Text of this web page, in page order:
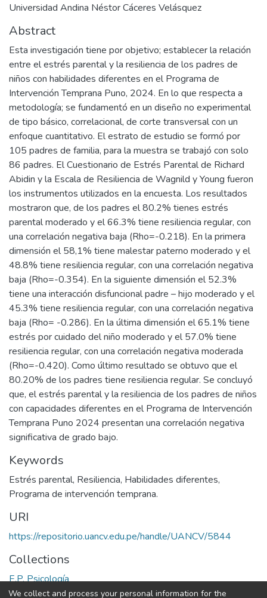
Universidad Andina Néstor Cáceres Velásquez
Abstract
Esta investigación tiene por objetivo; establecer la relación
entre el estrés parental y la resiliencia de los padres de
niños con habilidades diferentes en el Programa de
Intervención Temprana Puno, 2024. En lo que respecta a
metodología; se fundamentó en un diseño no experimental
de tipo básico, correlacional, de corte transversal con un
enfoque cuantitativo. El estrato de estudio se formó por
105 padres de familia, para la muestra se trabajó con solo
86 padres. El Cuestionario de Estrés Parental de Richard
Abidin y la Escala de Resiliencia de Wagnild y Young fueron
los instrumentos utilizados en la encuesta. Los resultados
mostraron que, de los padres el 80.2% tienes estrés
parental moderado y el 66.3% tiene resiliencia regular, con
una correlación negativa baja (Rho=-0.218). En la primera
dimensión el 58,1% tiene malestar paterno moderado y el
48.8% tiene resiliencia regular, con una correlación negativa
baja (Rho=-0.354). En la siguiente dimensión el 52.3%
tiene una interacción disfuncional padre – hijo moderado y el
45.3% tiene resiliencia regular, con una correlación negativa
baja (Rho= -0.286). En la última dimensión el 65.1% tiene
estrés por cuidado del niño moderado y el 57.0% tiene
resiliencia regular, con una correlación negativa moderada
(Rho=-0.420). Como último resultado se obtuvo que el
80.20% de los padres tiene resiliencia regular. Se concluyó
que, el estrés parental y la resiliencia de los padres de niños
con capacidades diferentes en el Programa de Intervención
Temprana Puno 2024 presentan una correlación negativa
significativa de grado bajo.
Keywords
Estrés parental, Resiliencia, Habilidades diferentes,
Programa de intervención temprana.
URI
https://repositorio.uancv.edu.pe/handle/UANCV/5844
Collections
E.P. Psicología
We collect and process your personal information for the